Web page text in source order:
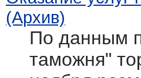
(Архив)
По данным
таможня"